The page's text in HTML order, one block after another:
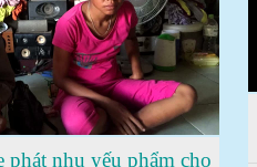
phát nhu yếu phẩm cho